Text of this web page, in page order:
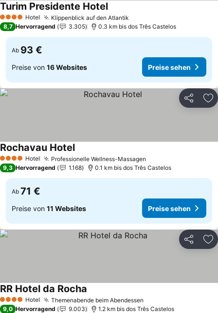
4 Sterne Hotel Klippenblick auf den Atlantik
Turim Presidente HotelPreise sehen
8,7 Hervorragend 3.305 0.3 km bis dos Três Castelos
Ab 93 €
Preise von 16 Websites Preise sehen
Teilen
4 Sterne Hotel Professionelle Wellness-Massagen
Rochavau HotelPreise sehen
9,3 Hervorragend 1.168 0.1 km bis dos Três Castelos
Ab 71 €
Preise von 11 Websites Preise sehen
Teilen
4 Sterne Hotel Themenabende beim Abendessen
RR Hotel da Rocha
9,0 Hervorragend 9.003 1.2 km bis dos Três Castelos